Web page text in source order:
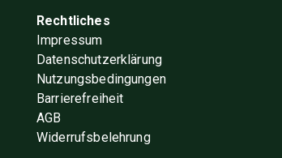
Rechtliches
Impressum
Datenschutzerklärung
Nutzungsbedingungen
Barrierefreiheit
AGB
Widerrufsbelehrung